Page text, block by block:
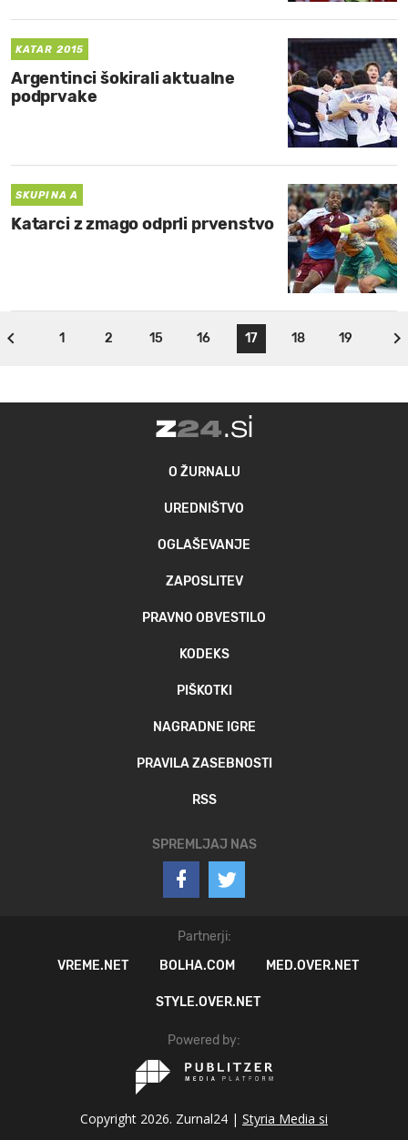
KATAR 2015
Argentinci šokirali aktualne
podprvake
SKUPINA A
Katarci z zmago odprli prvenstvo
1 2 15 16 17 18 19
O ŽURNALU
UREDNIŠTVO
OGLAŠEVANJE
ZAPOSLITEV
PRAVNO OBVESTILO
KODEKS
PIŠKOTKI
NAGRADNE IGRE
PRAVILA ZASEBNOSTI
RSS
SPREMLJAJ NAS
Partnerji:
VREME.NET
BOLHA.COM MED.OVER.NET
STYLE.OVER.NET
Powered by:
Copyright 2026. Zurnal24 | Styria Media si